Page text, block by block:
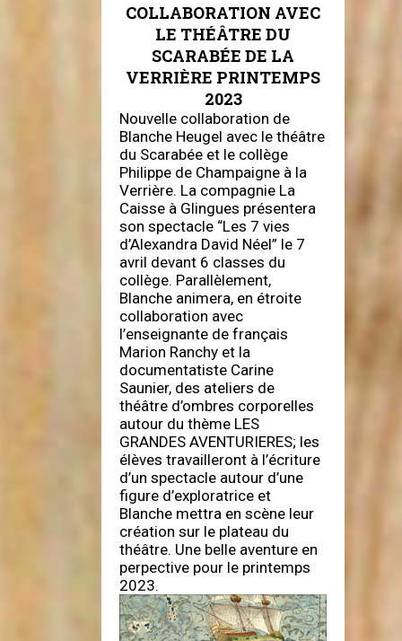
COLLABORATION AVEC
LE THÉÂTRE DU
SCARABÉE DE LA
VERRIÈRE PRINTEMPS
2023
Nouvelle collaboration de
Blanche Heugel avec le théâtre
du Scarabée et le collège
Philippe de Champaigne à la
Verrière. La compagnie La
Caisse à Glingues présentera
son spectacle “Les 7 vies
d’Alexandra David Néel” le 7
avril devant 6 classes du
collège. Parallèlement,
Blanche animera, en étroite
collaboration avec
l’enseignante de français
Marion Ranchy et la
documentatiste Carine
Saunier, des ateliers de
théâtre d’ombres corporelles
autour du thème LES
GRANDES AVENTURIERES; les
élèves travailleront à l’écriture
d’un spectacle autour d’une
figure d’exploratrice et
Blanche mettra en scène leur
création sur le plateau du
théâtre. Une belle aventure en
perpective pour le printemps
2023.